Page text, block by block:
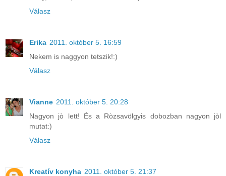
Válasz
Erika 2011. október 5. 16:59
Nekem is naggyon tetszik!:)
Válasz
Vianne 2011. október 5. 20:28
Nagyon jò lett! És a Ròzsavölgyis dobozban nagyon jòl
mutat:)
Válasz
Kreatív konyha 2011. október 5. 21:37